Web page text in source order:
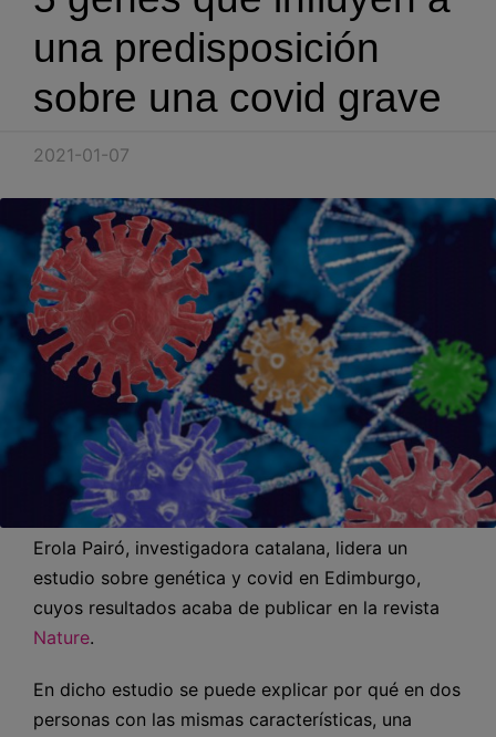
Recursos
Español
Entrar
Hablemos
una predisposición
sobre una covid grave
2021-01-07
Erola Pairó, investigadora catalana, lidera un
estudio sobre genética y covid en Edimburgo,
cuyos resultados acaba de publicar en la revista
Nature.
En dicho estudio se puede explicar por qué en dos
personas con las mismas características, una